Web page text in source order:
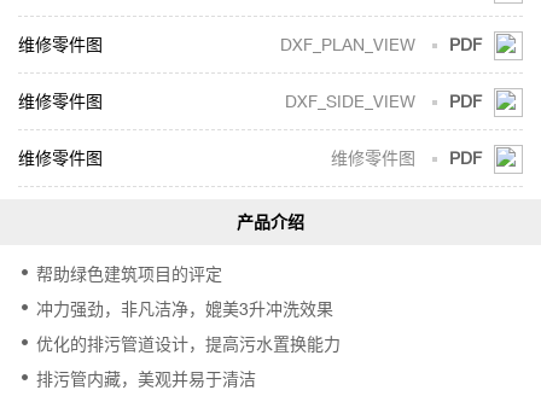
PDF
DXF_PLAN_VIEW
PDF
DXF_SIDE_VIEW
PDF
维修零件图
帮助绿色建筑项目的评定
冲力强劲，非凡洁净，媲美3升冲洗效果
优化的排污管道设计，提高污水置换能力
排污管内藏，美观并易于清洁